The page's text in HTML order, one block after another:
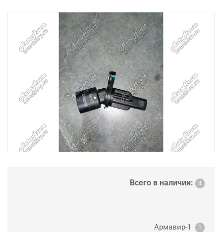
Всего в наличии: 4
Армавир-1 1